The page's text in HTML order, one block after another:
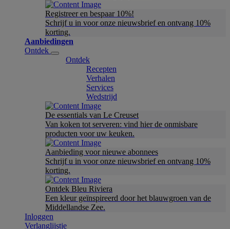
Registreer en bespaar 10%!
Schrijf u in voor onze nieuwsbrief en ontvang 10%
korting.
Aanbiedingen
Ontdek
Ontdek
Recepten
Verhalen
Services
Wedstrijd
De essentials van Le Creuset
Van koken tot serveren: vind hier de onmisbare
producten voor uw keuken.
Aanbieding voor nieuwe abonnees
Schrijf u in voor onze nieuwsbrief en ontvang 10%
korting.
Ontdek Bleu Riviera
Een kleur geïnspireerd door het blauwgroen van de
Middellandse Zee.
Inloggen
Verlanglijstje